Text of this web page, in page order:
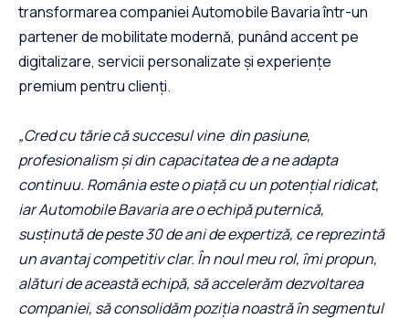
transformarea companiei Automobile Bavaria într-un
partener de mobilitate modernă, punând accent pe
digitalizare, servicii personalizate și experiențe
premium pentru clienți.
„Cred cu tărie că succesul vine din pasiune,
profesionalism și din capacitatea de a ne adapta
continuu. România este o piață cu un potențial ridicat,
iar Automobile Bavaria are o echipă puternică,
susținută de peste 30 de ani de expertiză, ce reprezintă
un avantaj competitiv clar. În noul meu rol, îmi propun,
alături de această echipă, să accelerăm dezvoltarea
companiei, să consolidăm poziția noastră în segmentul